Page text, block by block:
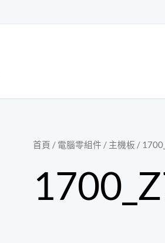
首頁 / 電腦零組件 / 主機板 /